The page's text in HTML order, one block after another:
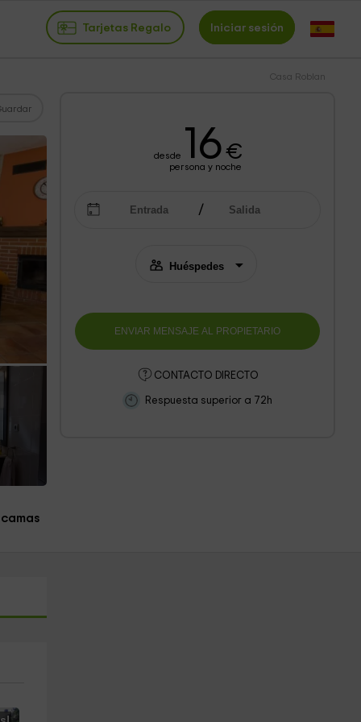
Tarjetas Regalo Iniciar sesión
Casa Roblan
desde 16€
persona y noche
CONTACTO DIRECTO
Respuesta superior a 72h